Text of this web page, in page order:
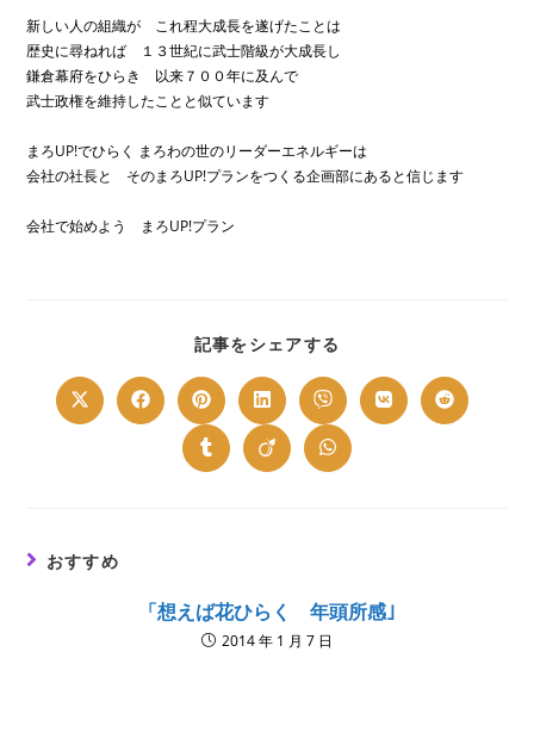
新しい人の組織が これ程大成長を遂げたことは
歴史に尋ねれば １３世紀に武士階級が大成長し
鎌倉幕府をひらき 以来７００年に及んで
武士政権を維持したことと似ています
まろUP!でひらく まろわの世のリーダーエネルギーは
会社の社長と そのまろUP!プランをつくる企画部にあると信じます
会社で始めよう まろUP!プラン
記事をシェアする
CONTENT
Opens
in
Opens
in
window
Opens
in
a
new
window
Opens
in
a
new
window
Opens
in
a
new
window
Opens
in
Opens
in
Opens
in
Opens
in
Opens
in
おすすめ
「想えば花ひらく 年頭所感｣
2014 年 1 月 7 日